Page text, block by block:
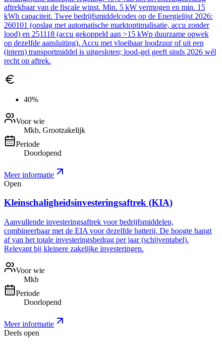
aftrekbaar van de fiscale winst. Min. 5 kW vermogen en min. 15
kWh capaciteit. Twee bedrijfsmiddelcodes op de Energielijst 2026:
260101 (opslag met automatische marktoptimalisatie, accu zonder
lood) en 251118 (accu gekoppeld aan >15 kWp duurzame opwek
op dezelfde aansluiting). Accu met vloeibaar loodzuur of uit een
(intern) transportmiddel is uitgesloten; lood-gel geeft sinds 2026 wél
recht op aftrek.
40%
Voor wie
Mkb, Grootzakelijk
Periode
Doorlopend
Meer informatie
Open
Kleinschaligheidsinvesteringsaftrek (KIA)
Aanvullende investeringsaftrek voor bedrijfsmiddelen,
combineerbaar met de EIA voor dezelfde batterij. De hoogte hangt
af van het totale investeringsbedrag per jaar (schijventabel).
Relevant bij kleinere zakelijke investeringen.
Voor wie
Mkb
Periode
Doorlopend
Meer informatie
Deels open